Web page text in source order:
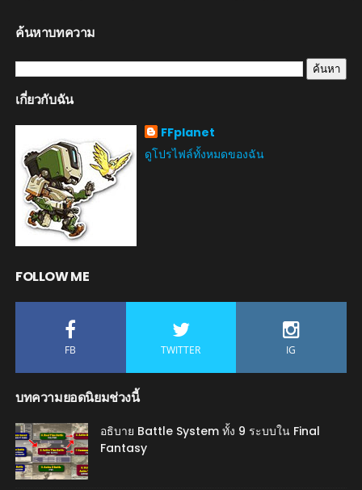
ค้นหาบทความ
เกี่ยวกับฉัน
FFplanet
ดูโปรไฟล์ทั้งหมดของฉัน
FOLLOW ME
FB TWITTER IG
บทความยอดนิยมช่วงนี้
อธิบาย Battle System ทั้ง 9 ระบบใน Final
Fantasy